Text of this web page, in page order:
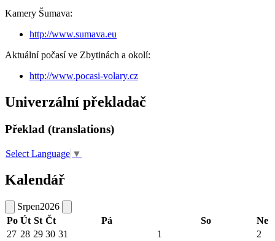
Kamery Šumava:
http://www.sumava.eu
Aktuální počasí ve Zbytinách a okolí:
http://www.pocasi-volary.cz
Univerzální překladač
Překlad (translations)
Select Language ▼
Kalendář
Srpen2026
Po Út St Čt Pá So
Ne
27 28 29 30 31 1 2